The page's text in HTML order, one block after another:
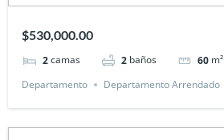
$530,000.00
2camas 2 baños 60 m²
Departamento
Departamento Arrendado